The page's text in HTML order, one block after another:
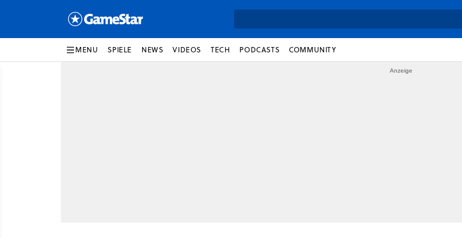
MENU SPIELE NEWS VIDEOS TECH PODCASTS COMMUNITY